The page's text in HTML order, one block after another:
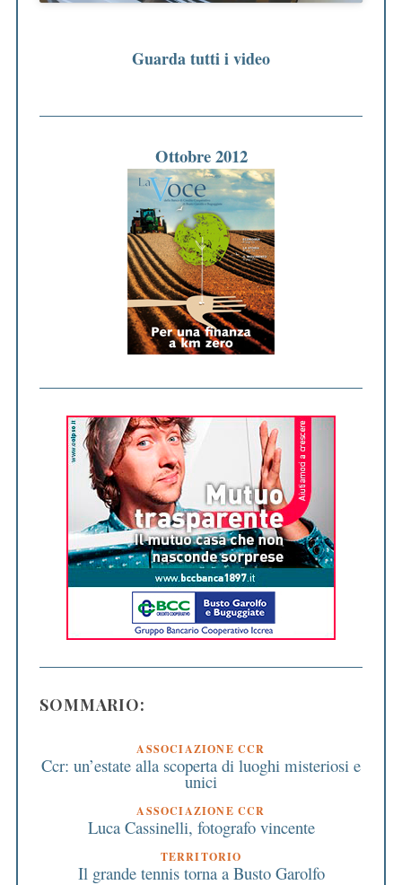
Guarda tutti i video
Ottobre 2012
SOMMARIO:
ASSOCIAZIONE CCR
Ccr: un’estate alla scoperta di luoghi misteriosi e
unici
ASSOCIAZIONE CCR
Luca Cassinelli, fotografo vincente
TERRITORIO
Il grande tennis torna a Busto Garolfo